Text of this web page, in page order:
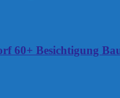
60+ Besichtigung